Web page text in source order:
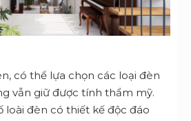
có thể lựa chọn các loại đèn
vẫn giữ được tính thẩm mỹ.
loài đèn có thiết kế độc đáo